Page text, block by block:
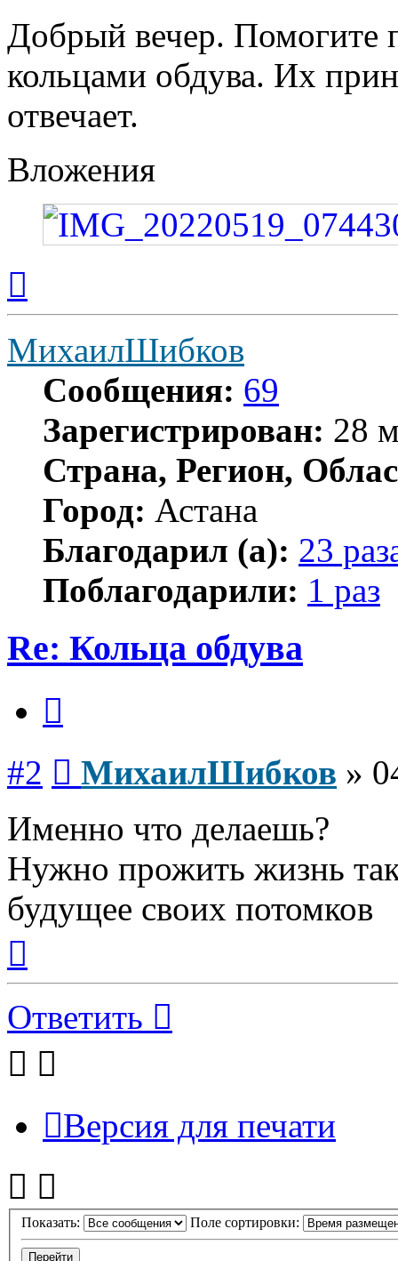
Добрый вечер. Помогите
кольцами обдува. Их
отвечает.
Вложения
началу
МихаилШибков
Сообщения: 69
Зарегистрирован: 28
Страна, Регион,
Город: Астана
Благодарил (а): 23
Поблагодарили: 1 раз
Re: Кольца обдува
#2 МихаилШибков »
Именно что делаешь?
Нужно прожить жизнь
будущее своих потомков
началу
Ответить
Версия для печати
Показать: Поле сортировки: